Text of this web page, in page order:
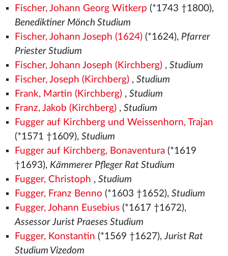
Fischer, Johann Georg Witkerp (*1743 †1800),
Benediktiner Mönch Studium
Fischer, Johann Joseph (1624)(*1624), Pfarrer
Priester Studium
Fischer, Johann Joseph (Kirchberg), Studium
Fischer, Joseph (Kirchberg), Studium
Frank, Martin (Kirchberg), Studium
Franz, Jakob (Kirchberg), Studium
Fugger auf Kirchberg und Weissenhorn, Trajan
(*1571 †1609), Studium
Fugger auf Kirchberg, Bonaventura(*1619
†1693), Kämmerer Pfleger Rat Studium
Fugger, Christoph , Studium
Fugger, Franz Benno (*1603 †1652), Studium
Fugger, Johann Eusebius(*1617 †1672),
Assessor Jurist Praeses Studium
Fugger, Konstantin (*1569 †1627),Jurist Rat
Studium Vizedom